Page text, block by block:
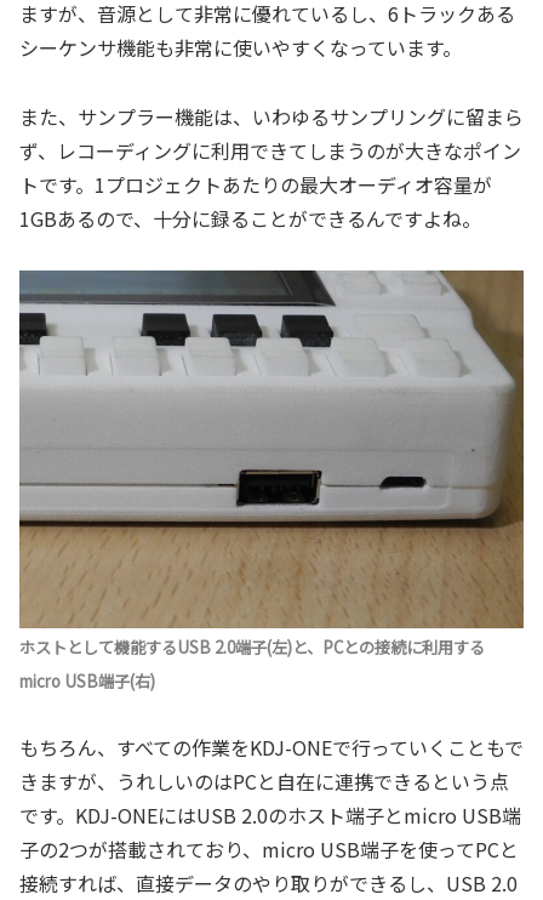
ますが、音源として非常に優れているし、6トラックある
シーケンサ機能も非常に使いやすくなっています。
また、サンプラー機能は、いわゆるサンプリングに留まら
ず、レコーディングに利用できてしまうのが大きなポイン
トです。1プロジェクトあたりの最大オーディオ容量が
1GBあるので、十分に録ることができるんですよね。
ホストとして機能するUSB 2.0端子(左)と、PCとの接続に利用する
micro USB端子(右)
もちろん、すべての作業をKDJ-ONEで行っていくこともで
きますが、うれしいのはPCと自在に連携できるという点
です。KDJ-ONEにはUSB 2.0のホスト端子とmicro USB端
子の2つが搭載されており、micro USB端子を使ってPCと
接続すれば、直接データのやり取りができるし、USB 2.0